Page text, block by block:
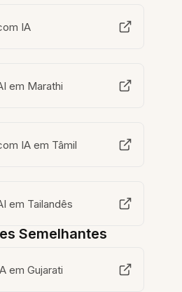
IA
em Marathi
IA em Tâmil
em Tailandês
Semelhantes
em Gujarati